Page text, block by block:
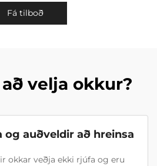
Fá tilboð
velja okkur?
og auðveldir að hreinsa
okkar veðja ekki rjúfa og eru